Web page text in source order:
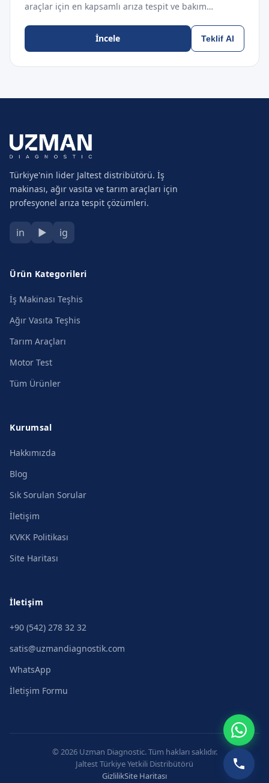
araçlar için en kapsamlı arıza tespit ve bakım…
İncele Teklif Al
Türkiye'nin lider Jaltest distribütörü. İş
makinası, ağır vasıta ve tarım araçları için
profesyonel arıza tespit çözümleri.
in ▶ ig
Ürün Kategorileri
İş Makinası Teşhis
Ağır Vasıta Teşhis
Tarım Araçları
Motor Test
Tüm Ürünler
Kurumsal
Hakkımızda
Blog
Sık Sorulan Sorular
İletişim
KVKK Politikası
Site Haritası
İletişim
+90 (542) 278 32 32
satis@uzmandiagnostik.com
WhatsApp
İletişim Formu
© 2026 Uzman Diagnostic. Tüm hakları saklıdır.
Jaltest Türkiye Yetkili Distribütörü
GizlilikSite Haritası